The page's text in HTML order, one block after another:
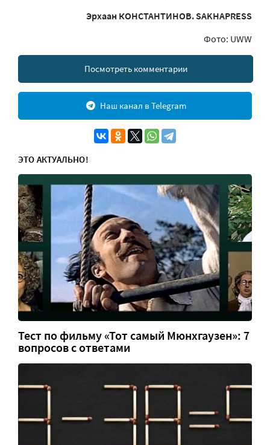
Эрхаан КОНСТАНТИНОВ. SAKHAPRESS
Фото: UWW
Посмотреть комментарии
Наш канал в Telegram
ЭТО АКТУАЛЬНО!
Тест по фильму «Тот самый Мюнхгаузен»: 7
вопросов с ответами